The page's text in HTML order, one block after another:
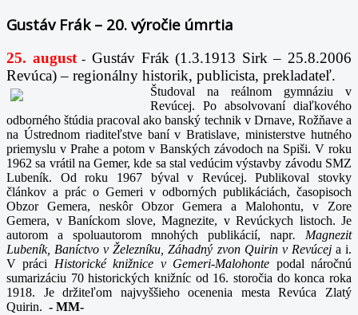
Gustáv Frák – 20. výročie úmrtia
25. august- Gustáv Frák (1.3.1913 Sirk – 25.8.2006
Revúca) – regionálny historik, publicista, prekladateľ.
Študoval na reálnom gymnáziu v
Revúcej. Po absolvovaní diaľkového
odborného štúdia pracoval ako banský technik v Drnave, Rožňave a
na Ústrednom riaditeľstve baní v Bratislave, ministerstve hutného
priemyslu v Prahe a potom v Banských závodoch na Spiši. V roku
1962 sa vrátil na Gemer, kde sa stal vedúcim výstavby závodu SMZ
Lubeník. Od roku 1967 býval v Revúcej. Publikoval stovky
článkov a prác o Gemeri v odborných publikáciách, časopisoch
Obzor Gemera, neskôr Obzor Gemera a Malohontu, v Zore
Gemera, v Baníckom slove, Magnezite, v Revúckych listoch. Je
autorom a spoluautorom mnohých publikácií, napr. Magnezit
Lubeník, Baníctvo v Železníku, Záhadný zvon Quirin v Revúcej a i.
V práci Historické knižnice v Gemeri-Malohonte podal náročnú
sumarizáciu 70 historických knižníc od 16. storočia do konca roka
1918. Je držiteľom najvyššieho ocenenia mesta Revúca Zlatý
Quirin. - MM-